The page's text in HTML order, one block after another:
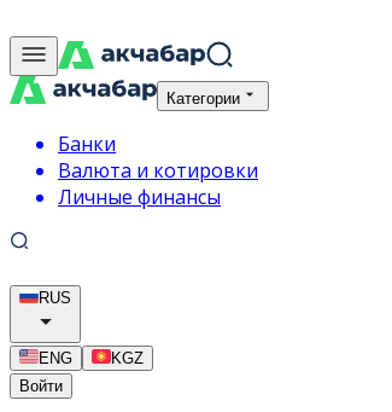
Категории
Банки
Валюта и котировки
Личные финансы
RUS
ENG
KGZ
Войти